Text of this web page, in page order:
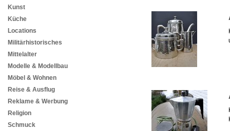
Kunst
Küche
Locations
Militärhistorisches
Mittelalter
Modelle & Modellbau
Möbel & Wohnen
Reise & Ausflug
Reklame & Werbung
Religion
Schmuck